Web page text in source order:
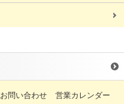
お問い合わせ 営業カレンダー